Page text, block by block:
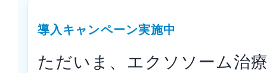
導入キャンペーン実施中
ただいま、エクソソーム治